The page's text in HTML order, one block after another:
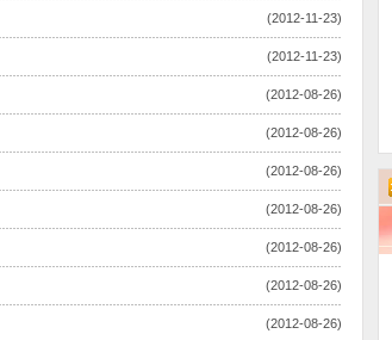
(2012-11-23)
(2012-11-23)
(2012-08-26)
(2012-08-26)
(2012-08-26)
(2012-08-26)
(2012-08-26)
(2012-08-26)
(2012-08-26)